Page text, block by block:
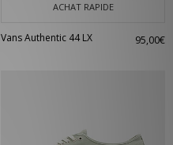
ACHAT RAPIDE
Vans Authentic 44 LX 95,00€